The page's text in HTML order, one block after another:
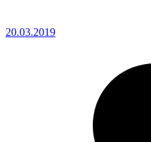
20.03.2019